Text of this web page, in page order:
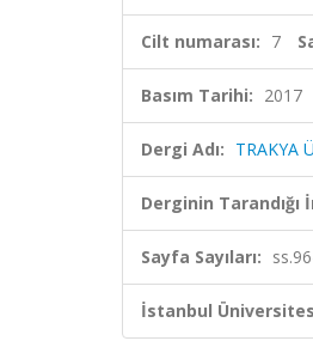
Cilt numarası: 7
Basım Tarihi: 2017
Dergi Adı: TRAKYA
Derginin Tarandığı
Sayfa Sayıları:
İstanbul